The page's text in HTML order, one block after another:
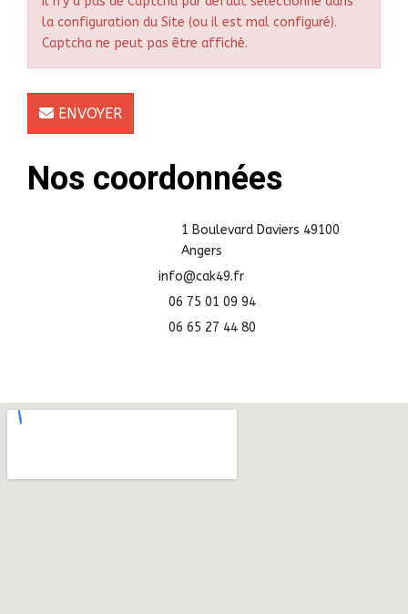
la configuration du Site (ou il est mal configuré).
Captcha ne peut pas être affiché.
ENVOYER
Nos coordonnées
1 Boulevard Daviers 49100
Angers
info@cak49.fr
06 75 01 09 94
06 65 27 44 80